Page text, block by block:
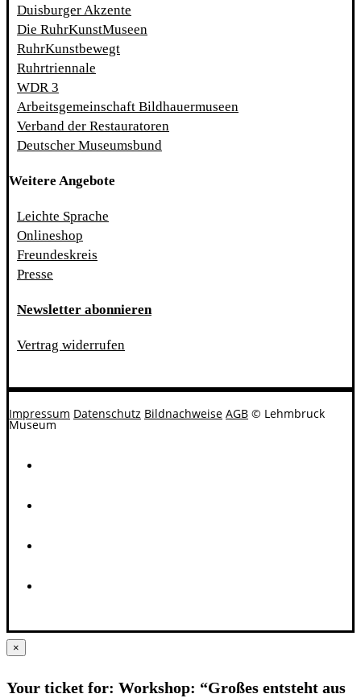
Duisburger Akzente
Die RuhrKunstMuseen
RuhrKunstbewegt
Ruhrtriennale
WDR 3
Arbeitsgemeinschaft Bildhauermuseen
Verband der Restauratoren
Deutscher Museumsbund
Weitere Angebote
Leichte Sprache
Onlineshop
Freundeskreis
Presse
Newsletter abonnieren
Vertrag widerrufen
Impressum Datenschutz Bildnachweise AGB © Lehmbruck
Museum
×
Your ticket for: Workshop: “Großes entsteht aus